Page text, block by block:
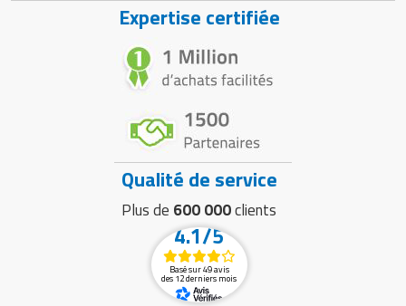
Expertise certifiée
Qualité de service
Plus de 600 000clients
4.1/5
Basé sur 49 avis
des 12 derniers mois